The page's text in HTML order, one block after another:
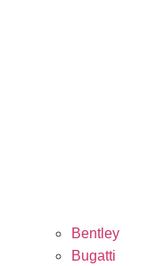
Bentley
Bugatti